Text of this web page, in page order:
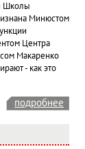
Школы
Минюстом
Центра
Макаренко
- как это
подробнее